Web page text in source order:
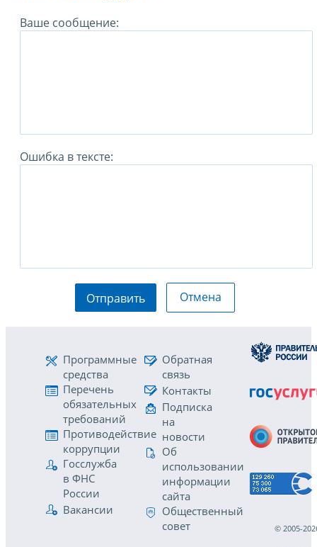
Ваше сообщение:
Ошибка в тексте:
Отправить Отмена
Программные
средства
Перечень
обязательных
требований
Противодействие
коррупции
Госслужба
в ФНС
России
Вакансии
Обратная
связь
Контакты
Подписка
на
новости
Об
использовании
информации
сайта
Общественный
совет
© 2005-